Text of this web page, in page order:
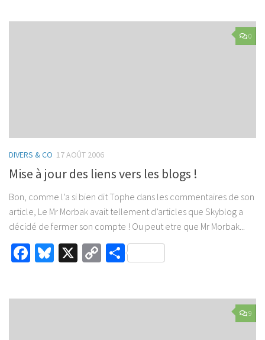
0
DIVERS & CO 17 AOÛT 2006
Mise à jour des liens vers les blogs !
Bon, comme l’a si bien dit Tophe dans les commentaires de son
article, Le Mr Morbak avait tellement d’articles que Skyblog a
décidé de fermer son compte ! Ou peut etre que Mr Morbak...
Facebook
Bluesky
X
CopyPartager
9